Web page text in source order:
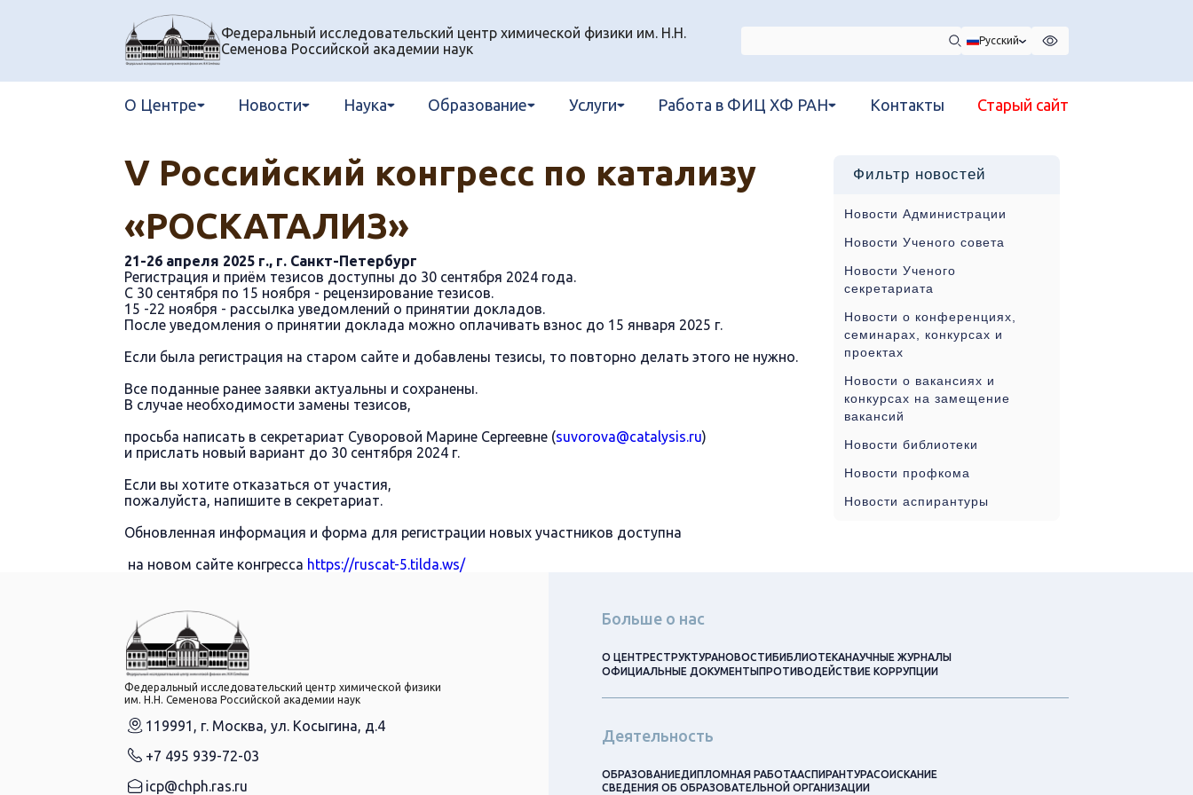
Федеральный исследовательский центр химической физики им. Н.Н.
Семенова Российской академии наук
Русский
О Центре Новости Наука Образование Услуги Работа в ФИЦ ХФ РАН Контакты Старый сайт
V Российский конгресс по катализу
«РОСКАТАЛИЗ»
21-26 апреля 2025 г., г. Санкт-Петербург
Регистрация и приём тезисов доступны до 30 сентября 2024 года.
С 30 сентября по 15 ноября - рецензирование тезисов.
15 -22 ноября - рассылка уведомлений о принятии докладов.
После уведомления о принятии доклада можно оплачивать взнос до 15 января 2025 г.
Если была регистрация на старом сайте и добавлены тезисы, то повторно делать этого не нужно.
Все поданные ранее заявки актуальны и сохранены.
В случае необходимости замены тезисов,
просьба написать в секретариат Суворовой Марине Сергеевне (suvorova@catalysis.ru)
и прислать новый вариант до 30 сентября 2024 г.
Если вы хотите отказаться от участия,
пожалуйста, напишите в секретариат.
Обновленная информация и форма для регистрации новых участников доступна
на новом сайте конгресса https://ruscat-5.tilda.ws/
Фильтр новостей
Новости Администрации
Новости Ученого совета
Новости Ученого
секретариата
Новости о конференциях,
семинарах, конкурсах и
проектах
Новости о вакансиях и
конкурсах на замещение
вакансий
Новости библиотеки
Новости профкома
Новости аспирантуры
Федеральный исследовательский центр химической физики
им. Н.Н. Семенова Российской академии наук
119991, г. Москва, ул. Косыгина, д.4
+7 495 939-72-03
icp@chph.ras.ru
Больше о нас
О ЦЕНТРЕСТРУКТУРАНОВОСТИБИБЛИОТЕКАНАУЧНЫЕ ЖУРНАЛЫ
ОФИЦИАЛЬНЫЕ ДОКУМЕНТЫПРОТИВОДЕЙСТВИЕ КОРРУПЦИИ
Деятельность
ОБРАЗОВАНИЕДИПЛОМНАЯ РАБОТААСПИРАНТУРАСОИСКАНИЕ
СВЕДЕНИЯ ОБ ОБРАЗОВАТЕЛЬНОЙ ОРГАНИЗАЦИИ